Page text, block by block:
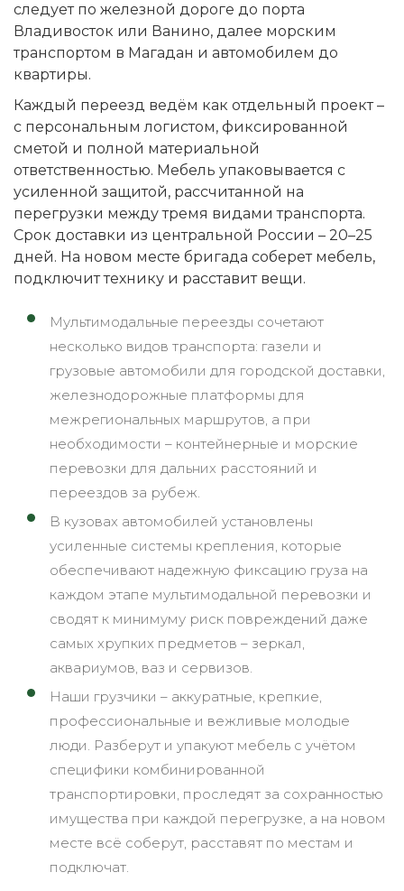
следует по железной дороге до порта
Владивосток или Ванино, далее морским
транспортом в Магадан и автомобилем до
квартиры.
Каждый переезд ведём как отдельный проект –
с персональным логистом, фиксированной
сметой и полной материальной
ответственностью. Мебель упаковывается с
усиленной защитой, рассчитанной на
перегрузки между тремя видами транспорта.
Срок доставки из центральной России – 20–25
дней. На новом месте бригада соберет мебель,
подключит технику и расставит вещи.
Мультимодальные переезды сочетают
несколько видов транспорта: газели и
грузовые автомобили для городской доставки,
железнодорожные платформы для
межрегиональных маршрутов, а при
необходимости – контейнерные и морские
перевозки для дальних расстояний и
переездов за рубеж.
В кузовах автомобилей установлены
усиленные системы крепления, которые
обеспечивают надежную фиксацию груза на
каждом этапе мультимодальной перевозки и
сводят к минимуму риск повреждений даже
самых хрупких предметов – зеркал,
аквариумов, ваз и сервизов.
Наши грузчики – аккуратные, крепкие,
профессиональные и вежливые молодые
люди. Разберут и упакуют мебель с учётом
специфики комбинированной
транспортировки, проследят за сохранностью
имущества при каждой перегрузке, а на новом
месте всё соберут, расставят по местам и
подключат.